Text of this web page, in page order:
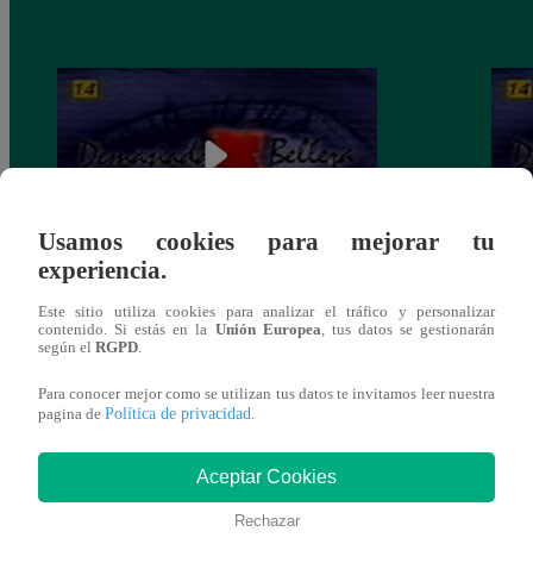
ver capítulo 80 completo (online y
español)
–
También te puede
Usamos cookies para mejorar tu
experiencia.
Este sitio utiliza cookies para analizar el tráfico y personalizar
contenido. Si estás en la Unión Europea , tus datos se gestionarán
según el RGPD
Para conocer mejor como se utilizan tus datos te invitamos leer nuestra
pagina de Política de privacidad
Aceptar Cookies
Rechazar